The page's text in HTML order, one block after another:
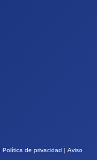
Política de privacidad
Aviso